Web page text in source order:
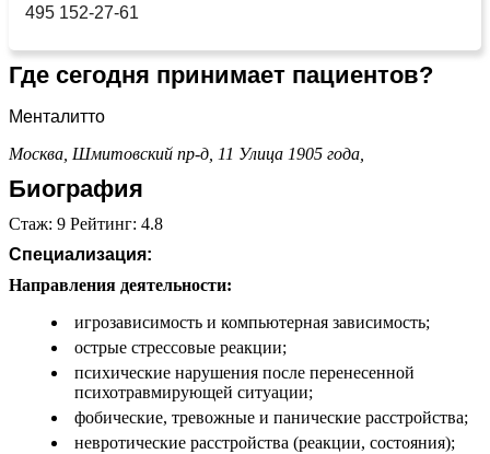
495 152-27-61
Где сегодня принимает пациентов?
Менталитто
Москва, Шмитовский пр-д, 11 Улица 1905 года,
Биография
Стаж: 9 Рейтинг: 4.8
Специализация:
Направления деятельности:
игрозависимость и компьютерная зависимость;
острые стрессовые реакции;
психические нарушения после перенесенной
психотравмирующей ситуации;
фобические, тревожные и панические расстройства;
невротические расстройства (реакции, состояния);